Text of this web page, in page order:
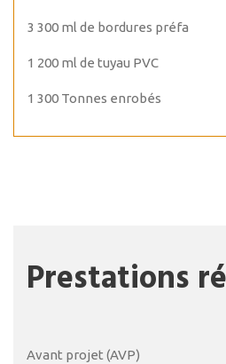
3 300 ml de bordures préfa
1 200 ml de tuyau PVC
1 300 Tonnes enrobés
Prestations
Avant projet (AVP)